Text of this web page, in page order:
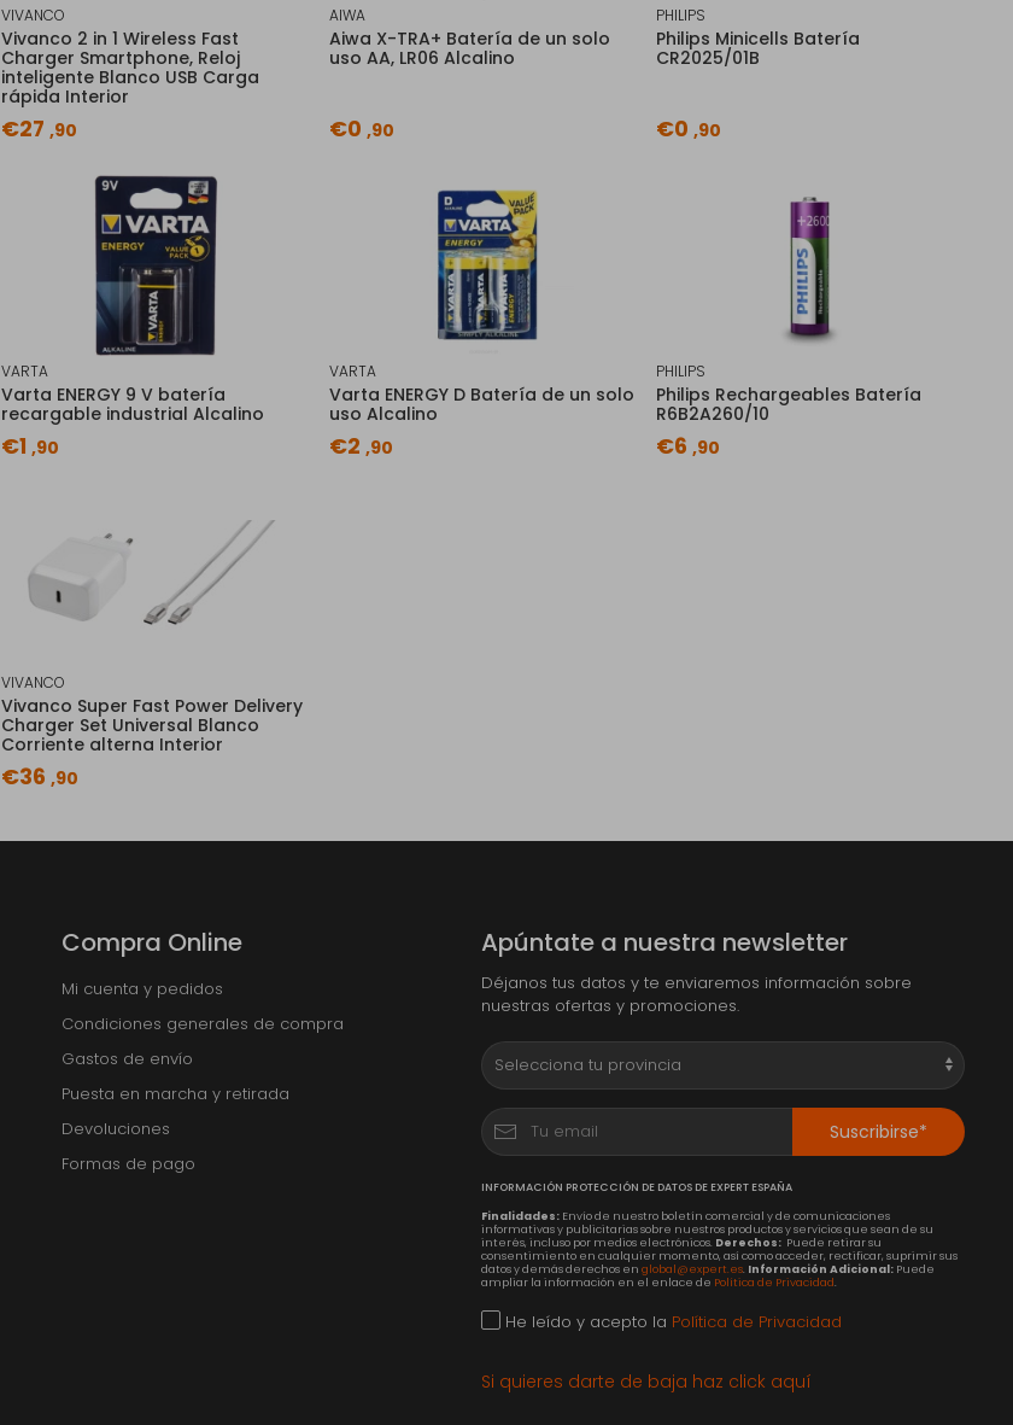
VIVANCO
Vivanco 2 in 1 Wireless Fast
Charger Smartphone, Reloj
inteligente Blanco USB Carga
rápida Interior
€27,90
AIWA
Aiwa X-TRA+ Batería de un solo
uso AA, LR06 Alcalino
€0 ,90
PHILIPS
Philips Minicells Batería
CR2025/01B
€0 ,90
VARTA
Varta ENERGY 9 V batería
recargable industrial Alcalino
€1 ,90
VARTA
Varta ENERGY D Batería de un solo
uso Alcalino
€2 ,90
PHILIPS
Philips Rechargeables Batería
R6B2A260/10
€6 ,90
VIVANCO
Vivanco Super Fast Power Delivery
Charger Set Universal Blanco
Corriente alterna Interior
€36 ,90
Compra Online
Mi cuenta y pedidos
Condiciones generales de compra
Gastos de envío
Puesta en marcha y retirada
Devoluciones
Formas de pago
Apúntate a nuestra newsletter
Déjanos tus datos y te enviaremos información sobre
nuestras ofertas y promociones.
Suscribirse*
INFORMACIÓN PROTECCIÓN DE DATOS DE EXPERT ESPAÑA
Finalidades:Envío de nuestro boletín comercial y de comunicaciones
informativas y publicitarias sobre nuestros productos y servicios que sean de su
interés, incluso por medios electrónicos. Derechos:Puede retirar su
consentimiento en cualquier momento, así como acceder, rectificar, suprimir sus
datos y demás derechos en global@expert.es. Información Adicional:Puede
ampliar la información en el enlace de Política de Privacidad
He leído y acepto la Política de Privacidad
Si quieres darte de baja haz click aquí